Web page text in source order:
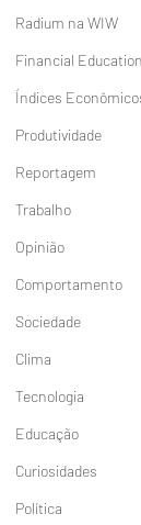
Radium na WIW
Financial Education
Índices
Produtividade
Reportagem
Trabalho
Opinião
Comportamento
Sociedade
Clima
Tecnologia
Educação
Curiosidades
Política